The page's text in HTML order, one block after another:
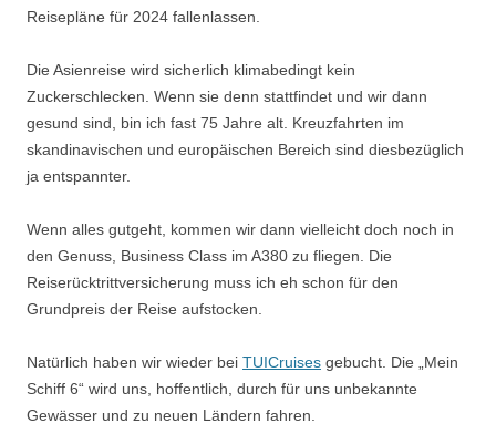
Reisepläne für 2024 fallenlassen.
Die Asienreise wird sicherlich klimabedingt kein
Zuckerschlecken. Wenn sie denn stattfindet und wir dann
gesund sind, bin ich fast 75 Jahre alt. Kreuzfahrten im
skandinavischen und europäischen Bereich sind diesbezüglich
ja entspannter.
Wenn alles gutgeht, kommen wir dann vielleicht doch noch in
den Genuss, Business Class im A380 zu fliegen. Die
Reiserücktrittversicherung muss ich eh schon für den
Grundpreis der Reise aufstocken.
Natürlich haben wir wieder bei TUICruises gebucht. Die „Mein
Schiff 6“ wird uns, hoffentlich, durch für uns unbekannte
Gewässer und zu neuen Ländern fahren.